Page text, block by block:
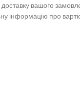
вашого
інформацію про